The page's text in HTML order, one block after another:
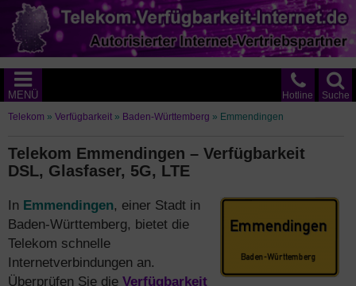
Suche
Hotline
MENÜ
Telekom » Verfügbarkeit » Baden-Württemberg » Emmendingen
Telekom Emmendingen – Verfügbarkeit
DSL, Glasfaser, 5G, LTE
In Emmendingen, einer Stadt in
Baden-Württemberg, bietet die
Telekom schnelle
Internetverbindungen an.
Überprüfen Sie die Verfügbarkeit